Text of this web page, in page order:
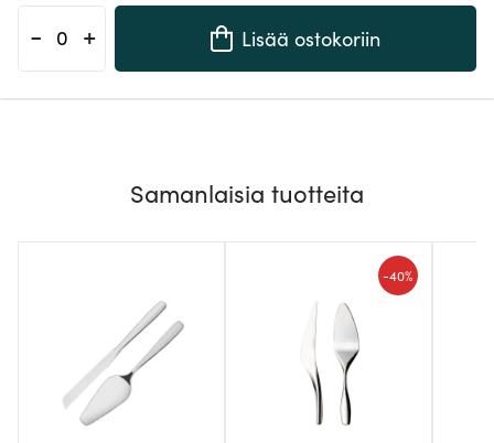
- + Lisää ostokoriin
Samanlaisia tuotteita
-40%